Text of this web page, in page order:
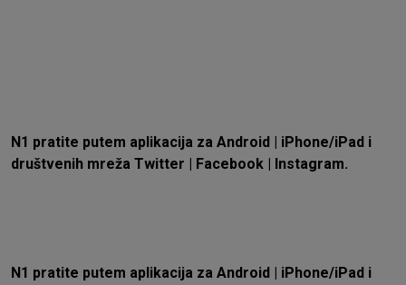
N1 pratite putem aplikacija za Android iPhone/iPad i
društvenih mreža Twitter Facebook Instagram.
N1 pratite putem aplikacija za Android iPhone/iPad i